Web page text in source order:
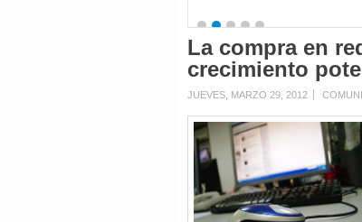
La compra en
crecimiento
JUEVES, MARZO 29, 2012